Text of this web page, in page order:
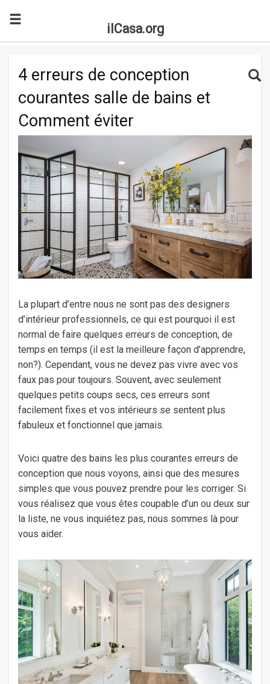
ilCasa.org
Search for:
4 erreurs de conception
courantes salle de bains et
Comment éviter
La plupart d’entre nous ne sont pas des designers
d’intérieur professionnels, ce qui est pourquoi il est
normal de faire quelques erreurs de conception, de
temps en temps (il est la meilleure façon d’apprendre,
non?). Cependant, vous ne devez pas vivre avec vos
faux pas pour toujours. Souvent, avec seulement
quelques petits coups secs, ces erreurs sont
facilement fixes et vos intérieurs se sentent plus
fabuleux et fonctionnel que jamais.
Voici quatre des bains les plus courantes erreurs de
conception que nous voyons, ainsi que des mesures
simples que vous pouvez prendre pour les corriger. Si
vous réalisez que vous êtes coupable d’un ou deux sur
la liste, ne vous inquiétez pas, nous sommes là pour
vous aider.